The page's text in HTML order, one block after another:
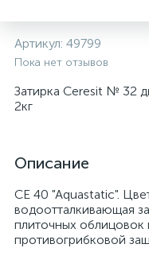
Артикул: 49799
Пока нет отзывов
Затирка Ceresit № 32
2кг
Описание
CE 40 "Aquastatic".
водоотталкивающая
плиточных
противогрибковой